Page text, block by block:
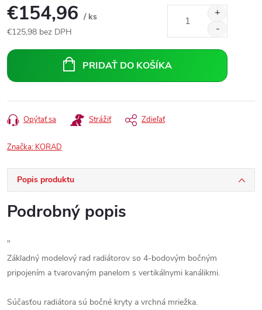
€154,96 / ks
€125,98 bez DPH
cena:
PRIDAŤ DO KOŠÍKA
Opýtať sa Strážiť Zdieľať
Značka: KORAD
Popis produktu
Podrobný popis
"
Základný modelový rad radiátorov so 4-bodovým bočným
pripojením a tvarovaným panelom s vertikálnymi kanálikmi.
Súčasťou radiátora sú bočné kryty a vrchná mriežka.